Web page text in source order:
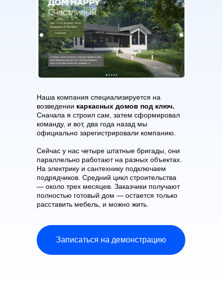
Наша компания специализируется на
возведении каркасных домов под ключ.
Сначала я строил сам, затем сформировал
команду, и вот, два года назад мы
официально зарегистрировали компанию.
Сейчас у нас четыре штатные бригады, они
параллельно работают на разных объектах.
На электрику и сантехнику подключаем
подрядчиков. Средний цикл строительства
— около трех месяцев. Заказчики получают
полностью готовый дом — остается только
расставить мебель, и можно жить.
Записаться на демонстрацию